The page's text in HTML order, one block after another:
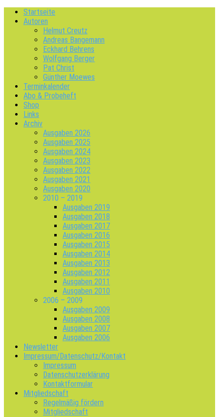
Startseite
Autoren
Helmut Creutz
Andreas Bangemann
Eckhard Behrens
Wolfgang Berger
Pat Christ
Günther Moewes
Terminkalender
Abo & Probeheft
Shop
Links
Archiv
Ausgaben 2026
Ausgaben 2025
Ausgaben 2024
Ausgaben 2023
Ausgaben 2022
Ausgaben 2021
Ausgaben 2020
2010 – 2019
Ausgaben 2019
Ausgaben 2018
Ausgaben 2017
Ausgaben 2016
Ausgaben 2015
Ausgaben 2014
Ausgaben 2013
Ausgaben 2012
Ausgaben 2011
Ausgaben 2010
2006 – 2009
Ausgaben 2009
Ausgaben 2008
Ausgaben 2007
Ausgaben 2006
Newsletter
Impressum/Datenschutz/Kontakt
Impressum
Datenschutzerklärung
Kontaktformular
Mitgliedschaft
Regelmäßig fördern
Mitgliedschaft